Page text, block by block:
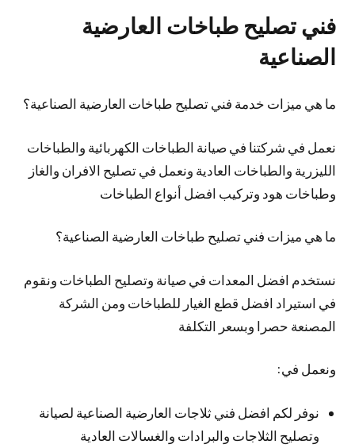
فني تصليح طباخات العارضية
الصناعية
ما هي ميزات خدمة فني تصليح طباخات العارضية الصناعية؟
نعمل في شركتنا في صيانة الطباخات الكهربائية والطباخات
الليزرية والطباخات العادية ونعمل في تصليح الافران والغاز
وطباخات هود وتركيب افضل أنواع الطباخات
ما هي ميزات فني تصليح طباخات العارضية الصناعية؟
نستخدم افضل المعدات في صيانة وتصليح الطباخات ونقوم
في استيراد افضل قطع الغيار للطباخات ومن الشركة
المصنعة حصرا وبسعر التكلفة
ونعمل في:
نوفر لكم افضل فني ثلاجات العارضية الصناعية لصيانة
وتصليح الثلاجات والبرادات والغسالات العادية